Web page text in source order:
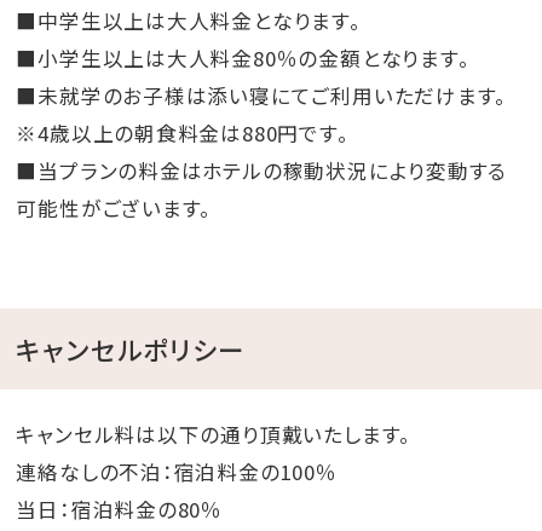
■中学生以上は大人料金となります。
■小学生以上は大人料金80％の金額となります。
■未就学のお子様は添い寝にてご利用いただけます。
※4歳以上の朝食料金は880円です。
■当プランの料金はホテルの稼動状況により変動する
可能性がございます。
キャンセルポリシー
キャンセル料は以下の通り頂戴いたします。
連絡なしの不泊：宿泊料金の100％
当日：宿泊料金の80％